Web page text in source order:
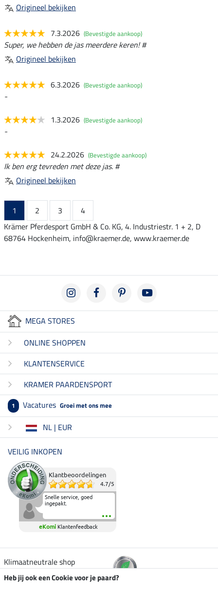
Origineel bekijken
7.3.2026 (Bevestigde aankoop)
Super, we hebben de jas meerdere keren! #
Origineel bekijken
6.3.2026 (Bevestigde aankoop)
-
1.3.2026 (Bevestigde aankoop)
-
24.2.2026 (Bevestigde aankoop)
Ik ben erg tevreden met deze jas. #
Origineel bekijken
1 2 3
4
Krämer Pferdesport GmbH & Co. KG, 4. Industriestr. 1 + 2, D
68764 Hockenheim, info@kraemer.de, www.kraemer.de
MEGA STORES
ONLINE SHOPPEN
KLANTENSERVICE
KRAMER PAARDENSPORT
1 Vacatures Groei met ons mee
NL | EUR
VEILIG INKOPEN
Klantbeoordelingen
4.7/5
Snelle service, goed
ingepakt.
eKomi Klantenfeedback
Klimaatneutrale shop
Heb jij ook een Cookie voor je paard?